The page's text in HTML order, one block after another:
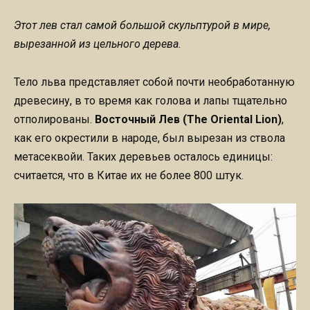
Этот лев стал самой большой скульптурой в мире,
вырезанной из цельного дерева.
Тело льва представляет собой почти необработанную
древесину, в то время как голова и лапы тщательно
отполированы. Восточный Лев (The Oriental Lion),
как его окрестили в народе, был вырезан из ствола
метасеквойи. Таких деревьев осталось единицы:
считается, что в Китае их не более 800 штук.